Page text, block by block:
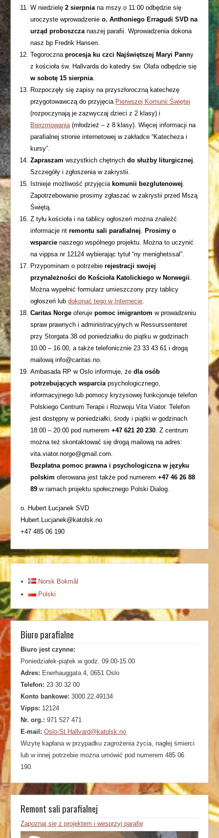
W niedzielę2 sierpniana mszy o 11:00 odbędzie się
uroczyste wprowadzenieo. Anthoniego Erragudi SVD na
urząd proboszczanaszej parafii. Wprowadzenia dokona
nasz bp Fredrik Hansen.
Tegorocznaprocesja ku czci Najświętszej Maryi Panny
z kościoła św. Hallvarda do katedry św. Olafa odbędzie się
w sobotę 15 sierpnia.
Rozpoczęły się zapisy na przyszłoroczną katechezę
przygotowawczą do przyjęcia Pierwszej Komunii Świętej
(rozpoczynają je zazwyczaj dzieci z 2 klasy) i
Bierzmowania(młodzież – z 8 klasy). Więcej informacji na
parafialnej stronie internetowej w zakładce “Katecheza i
kursy”.
Zapraszam wszystkich chętnych do służby liturgicznej.
Szczegóły i zgłoszenia w zakrystii.
Istnieje możliwość przyjęcia komunii bezglutenowej.
Zapotrzebowanie prosimy zgłaszać w zakrystii przed Mszą
Świętą.
Z tyłu kościoła i na tablicy ogłoszeń można znaleźć
informacje ntremontu sali parafialnej. Prosimy o
wsparcie naszego wspólnego projektu. Można to uczynić
na vippsa nr 12124 wybierając tytuł “ny menighetssal”.
Przypominam o potrzebierejestracji swojej
przynależności do Kościoła Katolickiego w Norwegii.
Można wypełnić formularz umieszczony przy tablicy
ogłoszeń lubdokonać tego w Internecie.
Caritas Norge oferujepomoc imigrantom w prowadzeniu
spraw prawnych i administracyjnych w Ressurssenteret
przy Storgata 38 od poniedziałku do piątku w godzinach
10.00 – 16.00, a także telefonicznie 23 33 43 61 i drogą
mailową info@caritas.no.
Ambasada RP w Oslo informuje, żedla osób
potrzebujących wsparciapsychologicznego,
informacyjnego lub pomocy kryzysowej funkcjonuje telefon
Polskiego Centrum Terapii i Rozwoju Vita Viator. Telefon
jest dostępny w poniedziałki, środy i piątki w godzinach
18:00 – 20:00 pod numerem+47 621 20 230. Z centrum
można też skontaktować się drogą mailową na adres:
vita.viator.norge@gmail.com.
Bezpłatna pomoc prawna i psychologiczna w języku
polskim oferowana jest także pod numerem+47 46 26 88
89w ramach projektu społecznego Polski Dialog.
o. Hubert Łucjanek SVD
Hubert.Lucjanek@katolsk.no
+47 485 06 190
Norsk Bokmål
Polski
Biuro parafialne
Biuro jest czynne:
Poniedziałek-piątek w godz. 09.00-15.00
Adres: Enerhauggata 4, 0651 Oslo
Telefon: 23 30 32 00
Konto bankowe: 3000.22.49134
Vipps: 12124
Nr. org.: 971 527 471
E-mail: Oslo-St.Hallvard@katolsk.no
Wizytę kapłana w przypadku zagrożenia życia, nagłej śmierci
lub w innej potrzebie można umówić pod numerem 485 06
190.
Remont sali parafialnej
Zapoznaj się z projektem i wesprzyj parafię